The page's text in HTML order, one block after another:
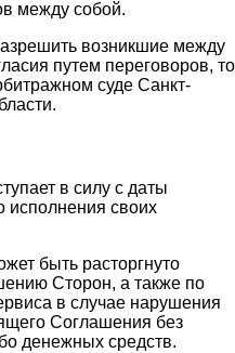
между собой.
возникшие между
путем переговоров, то
суде Санкт-
в силу с даты
исполнения своих
быть расторгнуто
Сторон, а также по
в случае нарушения
Соглашения без
денежных средств.